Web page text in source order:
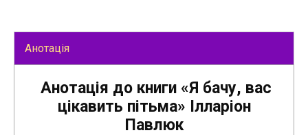
Анотація
Анотація до книги «Я бачу, вас
цікавить пітьма» Ілларіон
Павлюк